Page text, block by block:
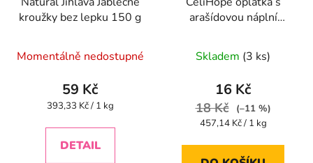
kroužky bez lepku 150 g
hodnocení
produktu
je
z
Momentálně nedostupné
59 Kč
Měrná
393,33 Kč / 1 kg
DETAIL
arašídovou náplní
hodnocení
produktu
je
5,0
5
Skladem (3 ks)
16 Kč
18 Kč
(–11 %)
Měrná
457,14 Kč / 1 kg